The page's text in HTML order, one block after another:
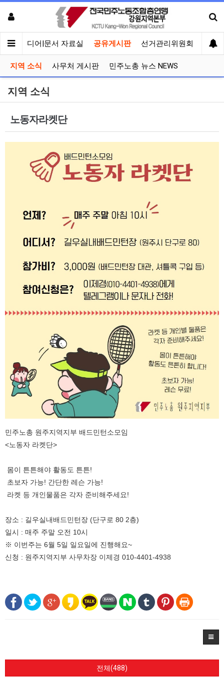
견 미디어|문서 자료실 공유게시판 선거관리위원회
지역 소식 사무처 게시판 민주노총 뉴스 NEWS
지역 소식
노동자라켓단
민주노총 원주지역지부 배드민턴소모임
<노동자 라켓단>
몸이 튼튼해야 활동도 튼튼!
초보자 가능! 간단한 레슨 가능!
라켓 등 개인물품은 각자 준비해주세요!
장소 : 길우실내배드민턴장 (단구로 80 2층)
일시 : 매주 주말 오전 10시
※ 이번주는 6월 5일 일요일에 진행해요~
신청 : 원주지역지부 사무차장 이제경 010-4401-4938
전체(488)